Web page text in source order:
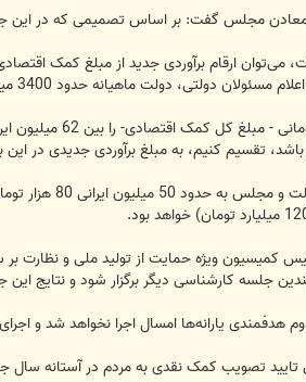
مجلس گفت: بر اساس تصمیمی که در این
ماهیانه حدود 3400 میلیارد تومان یارانه نقدی به ایرانیان پرداخت می‌کند.
باشد، تقسیم کنیم، به مبلغ برآوردی جدیدی در
جلسه کارشناسی دیگر برگزار شود و نتایج
هدفمندی یارانه‌ها امسال اجرا نخواهد شد و
تصویب کمک نقدی به مردم در آستانه سال